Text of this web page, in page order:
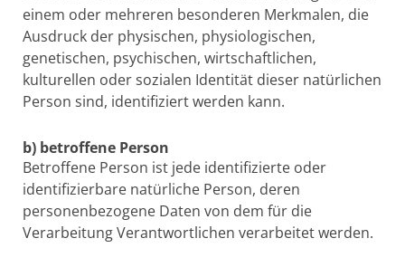
einem oder mehreren besonderen Merkmalen, die
Ausdruck der physischen, physiologischen,
genetischen, psychischen, wirtschaftlichen,
kulturellen oder sozialen Identität dieser natürlichen
Person sind, identifiziert werden kann.
b) betroffene Person
Betroffene Person ist jede identifizierte oder
identifizierbare natürliche Person, deren
personenbezogene Daten von dem für die
Verarbeitung Verantwortlichen verarbeitet werden.